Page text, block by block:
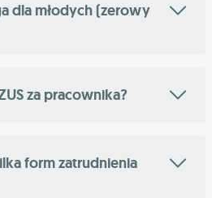
dla młodych (zerowy
za pracownika?
form zatrudnienia